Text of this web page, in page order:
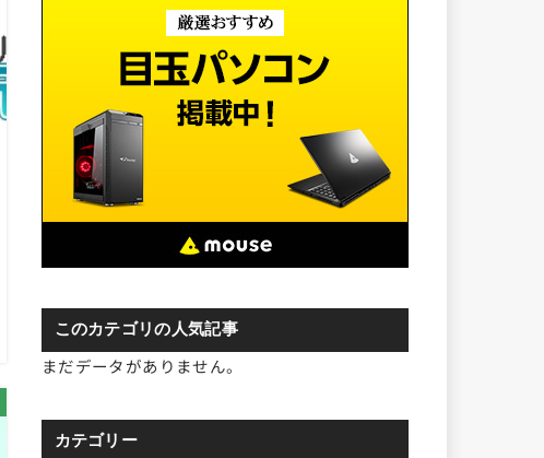
このカテゴリの人気記事
まだデータがありません。
カテゴリー